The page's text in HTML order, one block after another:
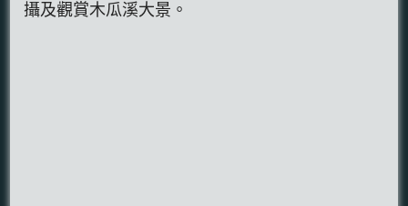
攝及觀賞木瓜溪大景。